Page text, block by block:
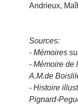
Andrieux,
Sources:
- Mémoires
- Mémoire de
A.M.de
- Histoire
Pignard-